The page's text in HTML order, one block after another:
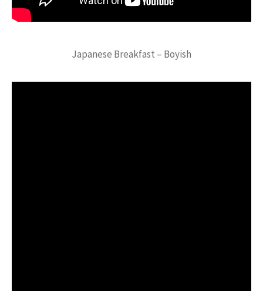
Japanese Breakfast – Boyish